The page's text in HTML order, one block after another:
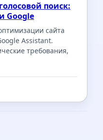
поиск:
Google
сайта
Assistant.
требования,